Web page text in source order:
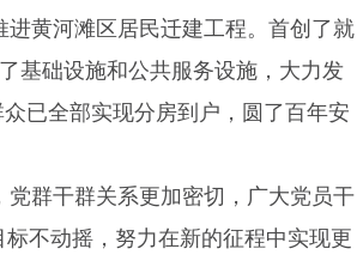
黄河滩区居民迁建工程。首创了就
基础设施和公共服务设施，大力发
已全部实现分房到户，圆了百年安
群干群关系更加密切，广大党员干
不动摇，努力在新的征程中实现更